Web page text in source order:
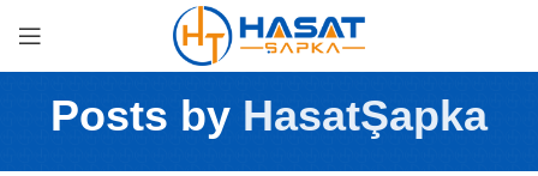
Posts by HasatŞapka